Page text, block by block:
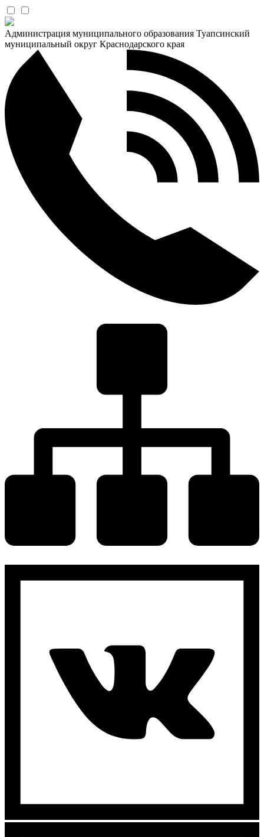
Администрация муниципального образования Туапсинский
муниципальный округ Краснодарского края